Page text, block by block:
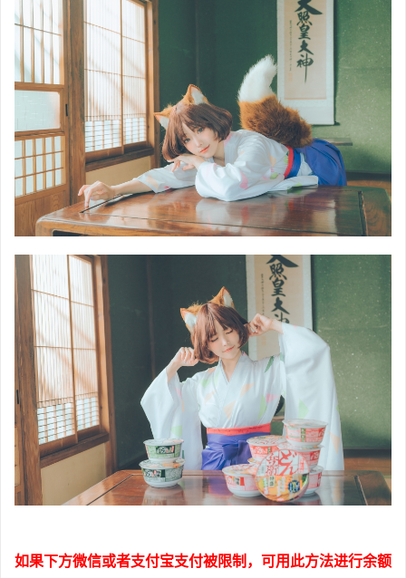
如果下方微信或者支付宝支付被限制，可用此方法进行余额